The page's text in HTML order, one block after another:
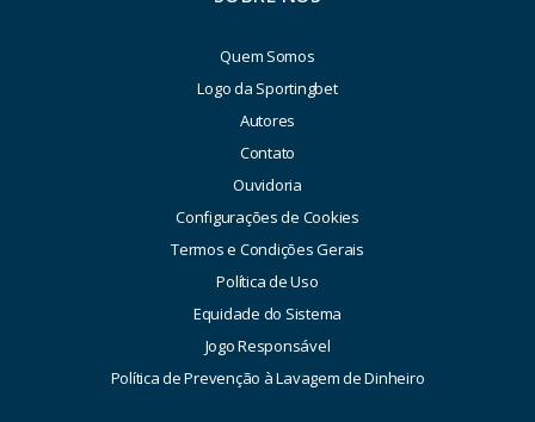
Quem Somos
Logo da Sportingbet
Autores
Contato
Ouvidoria
Configurações de Cookies
Termos e Condições Gerais
Política de Uso
Equidade do Sistema
Jogo Responsável
Política de Prevenção à Lavagem de Dinheiro